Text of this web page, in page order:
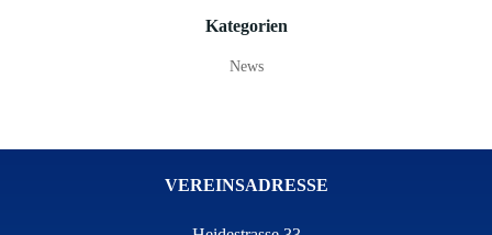
Kategorien
News
VEREINSADRESSE